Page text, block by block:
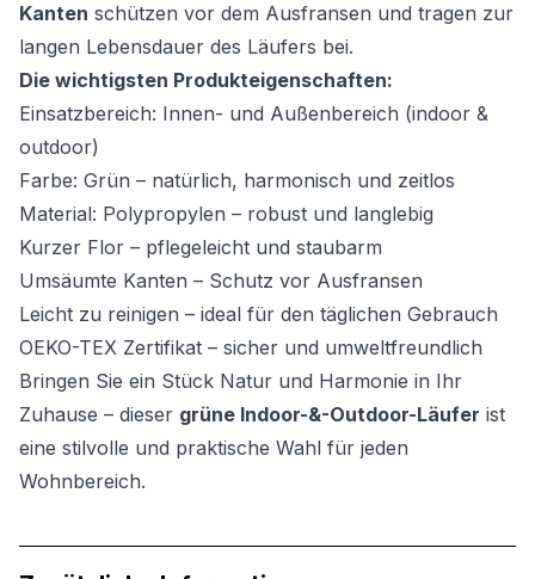
Kanten schützen vor dem Ausfransen und tragen zur
langen Lebensdauer des Läufers bei.
Die wichtigsten Produkteigenschaften:
Einsatzbereich: Innen- und Außenbereich (indoor &
outdoor)
Farbe: Grün – natürlich, harmonisch und zeitlos
Material: Polypropylen – robust und langlebig
Kurzer Flor – pflegeleicht und staubarm
Umsäumte Kanten – Schutz vor Ausfransen
Leicht zu reinigen – ideal für den täglichen Gebrauch
OEKO-TEX Zertifikat – sicher und umweltfreundlich
Bringen Sie ein Stück Natur und Harmonie in Ihr
Zuhause – dieser grüne Indoor-&-Outdoor-Läufer ist
eine stilvolle und praktische Wahl für jeden
Wohnbereich.